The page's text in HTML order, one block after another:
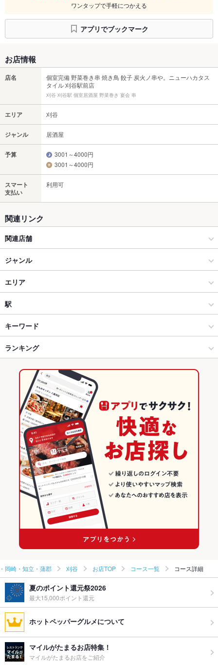
ワンタップで手軽につかえる
アプリでブックマーク
お店情報
店名
個室完備 野菜巻き串 焼き鳥 餃子 炭火ノ串や。ニューハカタス
タイル 刈谷駅前店
刈谷 刈谷駅 個室居酒屋 野菜巻き 宴会 串
エリア 刈谷
ジャンル 居酒屋
予算
3001～4000円
3001～4000円
スマート
支払い
利用可
関連リンク
関連店舗
炭火ノ串や。ニューハカタスタイル
ジャンル
居酒屋
和風
安城・刈谷・岡崎・知立・蒲郡 × 居酒屋
安城・刈谷・岡崎・知立・蒲郡 × 和風
刈谷駅 × 居酒屋
刈谷駅 × 和風
焼き鳥・鶏料理
安城・刈谷・岡崎・知立・蒲郡 × 和食
安城・刈谷・岡崎・知立・蒲郡 × 焼き鳥・鶏料理
刈谷駅 × 和食
刈谷駅 × 焼き鳥・鶏料理
エリア
刈谷
刈谷 × 居酒屋
刈谷 × 和風
刈谷 × 和食
刈谷 × 焼き鳥・鶏料理
愛知 × 居酒屋
愛知 × 和風
愛知 × 和食
愛知 × 焼き鳥・鶏料理
駅
刈谷駅
キーワード
からあげ
餃子 麻婆豆腐 炭火焼
ランキング
愛知のグルメランキング
愛知の居酒屋ランキング
安城・刈谷・岡崎・知立・蒲郡のグルメランキング
安城・刈谷・岡崎・知立・蒲郡の居酒屋ランキング
刈谷のグルメランキング
刈谷の居酒屋ランキング
岡崎・知立・蒲郡 刈谷 お店TOP コース一覧 コース詳細
夏のポイント還元祭2026
最大15,000ポイント還元
ホットペッパーグルメについて
マイルがたまるお店特集！
マイルがたまるお店をご紹介